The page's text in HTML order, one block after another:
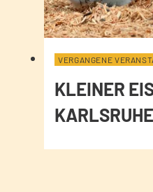
VERGANGENE
KLEINER